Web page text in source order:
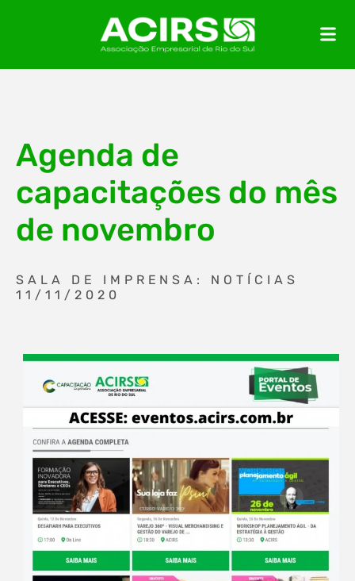
Agenda de
capacitações do mês
de novembro
SALA DE IMPRENSA: NOTÍCIAS
11/11/2020